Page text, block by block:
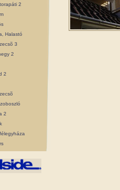
2
Halastó
3
2
2
2